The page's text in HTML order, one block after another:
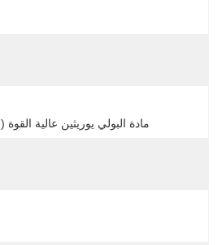
مادة البولي يوريثين عالية القوة (PU) على المحور الفولاذي